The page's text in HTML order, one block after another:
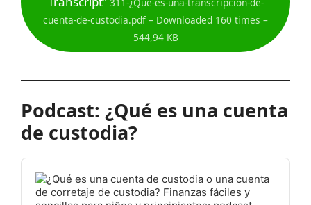
cuenta-de-custodia.pdf – Downloaded 160 times –
544,94 KB
Podcast: ¿Qué es una cuenta
de custodia?
Audio
Player